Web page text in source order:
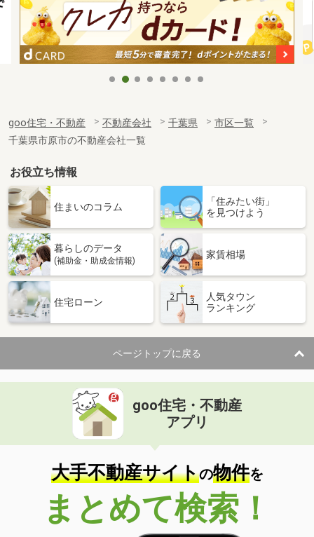
goo住宅・不動産 不動産会社 千葉県
市区一覧
千葉県市原市の不動産会社一覧
お役立ち情報
住まいのコラム
「住みたい街」
を見つけよう
暮らしのデータ
(補助金・助成金情報)
家賃相場
住宅ローン
人気タウン
ランキング
ページトップに戻る
goo住宅・不動産
アプリ
大手不動産サイトの物件を
まとめて検索！